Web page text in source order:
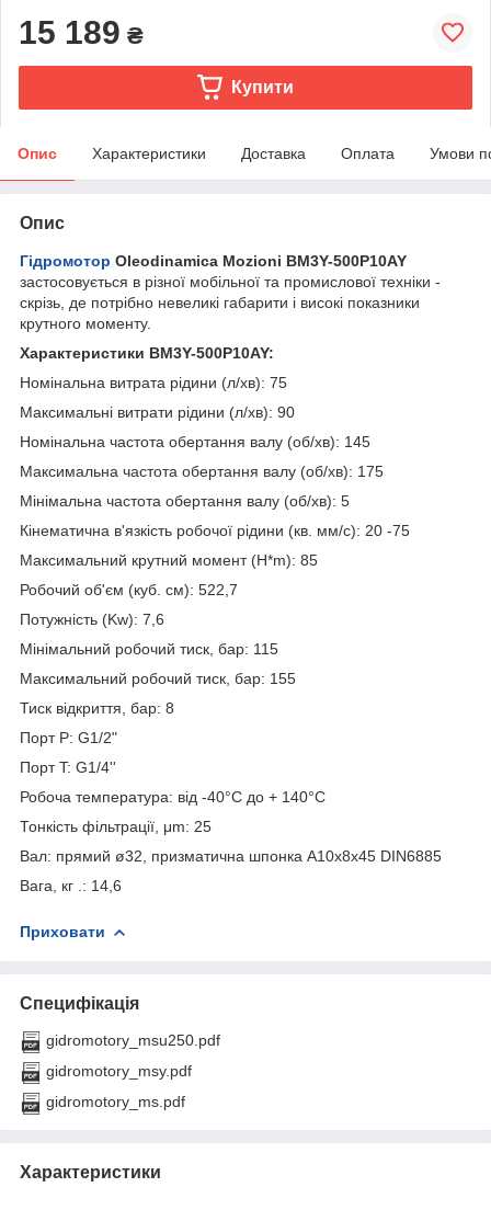
15 189 ₴
Купити
Опис Характеристики Доставка Оплата Умови
Опис
Гідромотор Oleodinamica Mozioni BM3Y-500P10AY
застосовується в різної мобільної та промислової техніки -
скрізь, де потрібно невеликі габарити і високі показники
крутного моменту.
Характеристики BM3Y-500P10AY:
Номінальна витрата рідини (л/хв): 75
Максимальні витрати рідини (л/хв): 90
Номінальна частота обертання валу (об/хв): 145
Максимальна частота обертання валу (об/хв): 175
Мінімальна частота обертання валу (об/хв): 5
Кінематична в'язкість робочої рідини (кв. мм/с): 20 -75
Максимальний крутний момент (H*m): 85
Робочий об'єм (куб. см): 522,7
Потужність (Kw): 7,6
Мінімальний робочий тиск, бар: 115
Максимальний робочий тиск, бар: 155
Тиск відкриття, бар: 8
Порт P: G1/2"
Порт T: G1/4''
Робоча температура: від -40°С до + 140°С
Тонкість фільтрації, μm: 25
Вал: прямий ø32, призматична шпонка A10x8x45 DIN6885
Вага, кг .: 14,6
Приховати
Специфікація
gidromotory_msu250.pdf
gidromotory_msy.pdf
gidromotory_ms.pdf
Характеристики